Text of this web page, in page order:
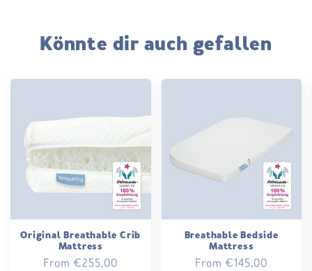
Könnte dir auch gefallen
Original Breathable Crib
Mattress
Regular
From €255,00
Breathable Bedside
Mattress
Regular
From €145,00